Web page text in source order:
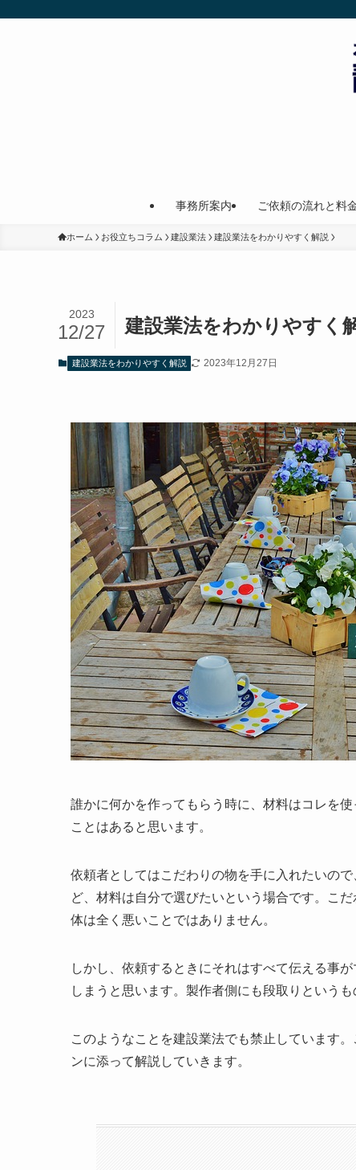
事務所案内 ご依頼の流れと料
ホーム お役立ちコラム 建設業法 建設業法をわかりやすく解説
建設業法をわかりやすく
2023
12/27
建設業法をわかりやすく解説 2023年12月27日
誰かに何かを作ってもらう時に、材料はコレを
ことはあると思います。
依頼者としてはこだわりの物を手に入れたいの
ど、材料は自分で選びたいという場合です。こ
体は全く悪いことではありません。
しかし、依頼するときにそれはすべて伝える事
しまうと思います。製作者側にも段取りというも
このようなことを建設業法でも禁止しています
ンに添って解説していきます。